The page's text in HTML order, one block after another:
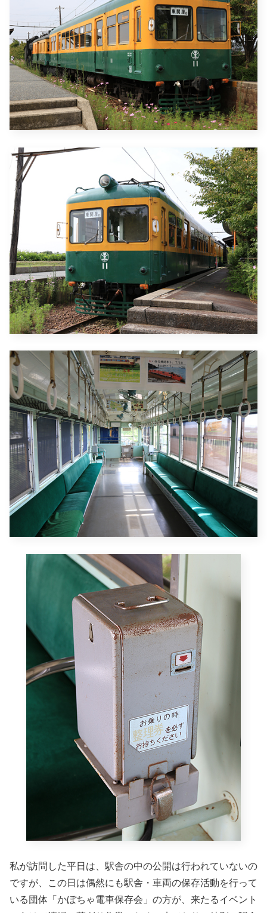
私が訪問した平日は、駅舎の中の公開は行われていないの
ですが、この日は偶然にも駅舎・車両の保存活動を行って
いる団体「かぼちゃ電車保存会」の方が、来たるイベント